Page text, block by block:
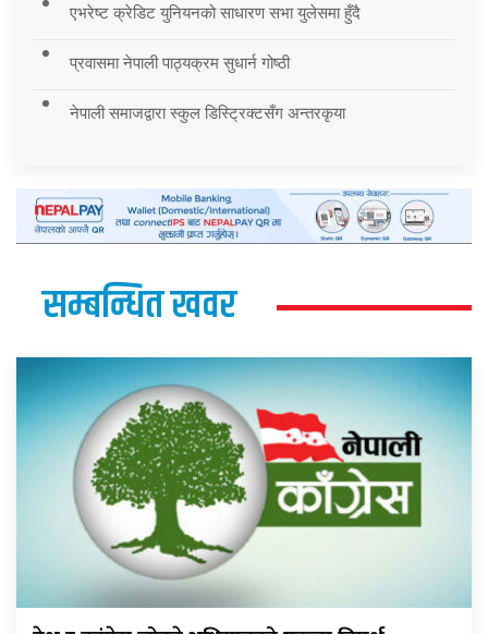
एभरेष्ट क्रेडिट युनियनको साधारण सभा युलेसमा हुँदै
प्रवासमा नेपाली पाठ्यक्रम सुधार्न गोष्ठी
नेपाली समाजद्वारा स्कुल डिस्ट्रिक्टसँग अन्तरकृया
सम्बन्धित खवर